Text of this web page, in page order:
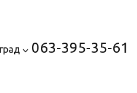
063-395-35-61